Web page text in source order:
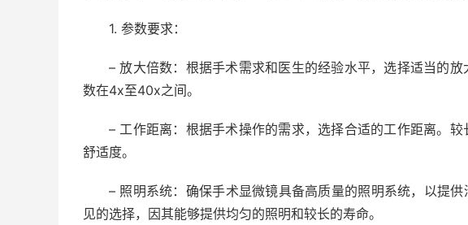
1. 参数要求：
– 放大倍数：根据手术需求和医生的经验水平，选择适当的
数在4x至40x之间。
– 工作距离：根据手术操作的需求，选择合适的工作距离。
舒适度。
– 照明系统：确保手术显微镜具备高质量的照明系统，以提
见的选择，因其能够提供均匀的照明和较长的寿命。